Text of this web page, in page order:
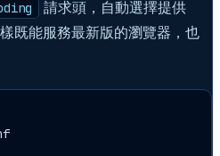
請求頭，自動選擇提供
既能服務最新版的瀏覽器，也